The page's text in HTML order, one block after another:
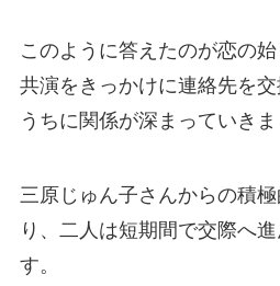
このように答えたのが恋の
共演をきっかけに連絡先を
うちに関係が深まっていきま
三原じゅん子さんからの積
り、二人は短期間で交際へ
す。